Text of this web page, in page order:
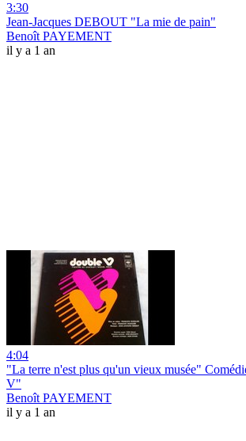
3:30
Jean-Jacques DEBOUT "La mie de pain"
Benoît PAYEMENT
il y a 1 an
4:04
"La terre n'est plus qu'un vieux musée"
V"
Benoît PAYEMENT
il y a 1 an